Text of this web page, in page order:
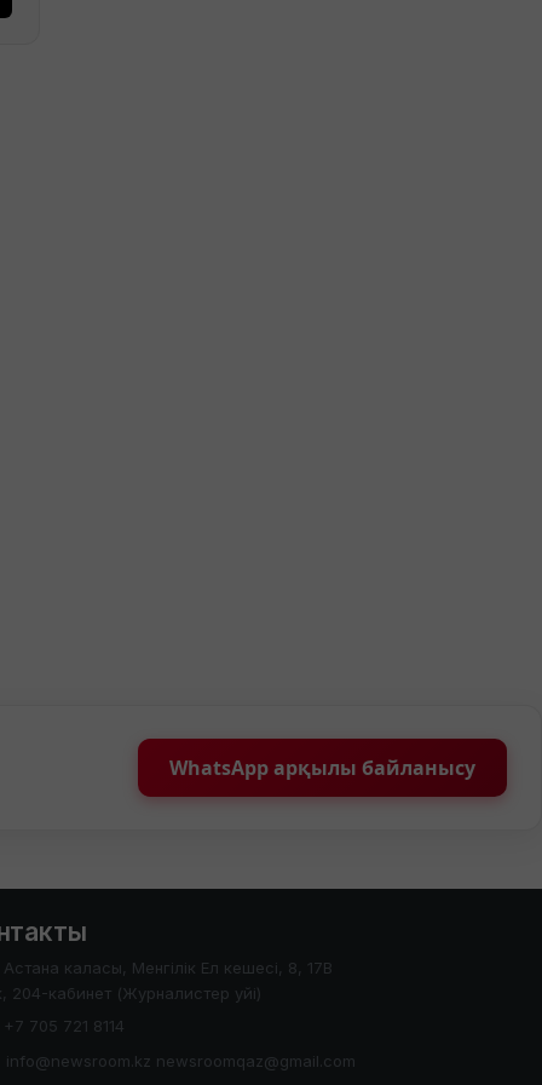
WhatsApp арқылы байланысу
Астана каласы, Менгілік Ел кешесі, 8, 17В
204-кабинет (Журналистер уйі)
+7 705 721 8114
info@newsroom.kz newsroomqaz@gmail.com